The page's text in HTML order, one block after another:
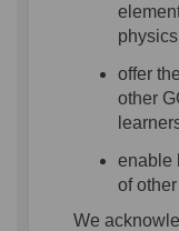
physics
offer
other
enable
of
We